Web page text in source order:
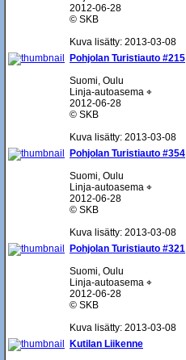
2012-06-28
© SKB
Kuva lisätty: 2013-03-08
Pohjolan Turistiauto #215
Suomi, Oulu
Linja-autoasema ⌖
2012-06-28
© SKB
Kuva lisätty: 2013-03-08
Pohjolan Turistiauto #354
Suomi, Oulu
Linja-autoasema ⌖
2012-06-28
© SKB
Kuva lisätty: 2013-03-08
Pohjolan Turistiauto #321
Suomi, Oulu
Linja-autoasema ⌖
2012-06-28
© SKB
Kuva lisätty: 2013-03-08
Kutilan Liikenne